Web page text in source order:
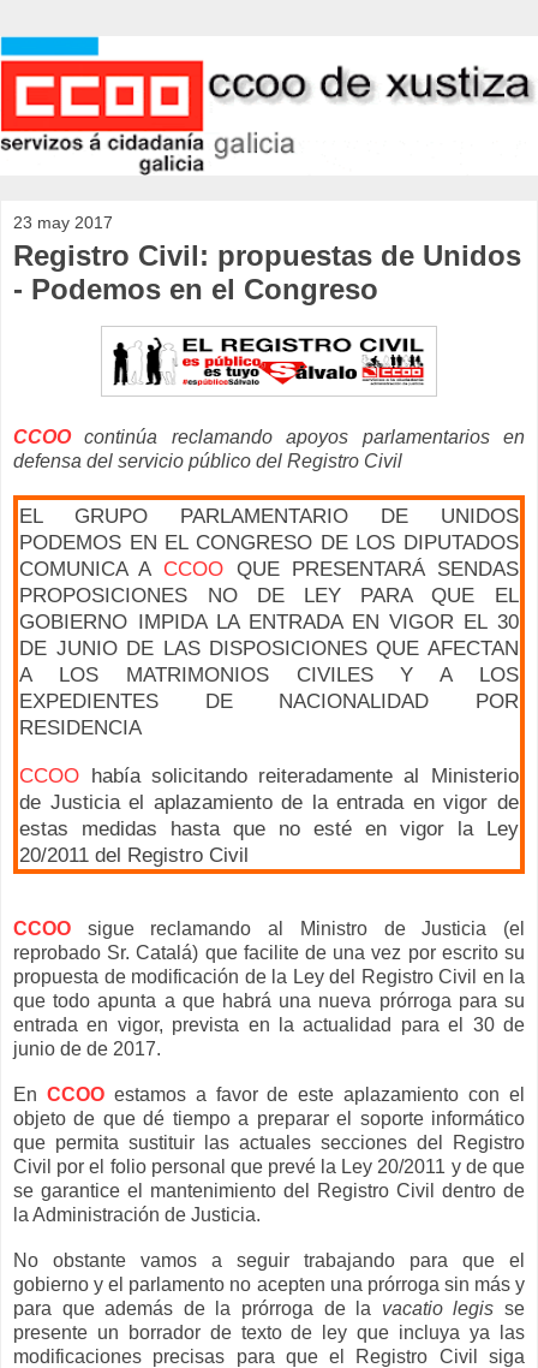
23 may 2017
Registro Civil: propuestas de Unidos
- Podemos en el Congreso
CCOOcontinúa reclamando apoyos parlamentarios en
defensa del servicio público del Registro Civil
EL GRUPO PARLAMENTARIO DE UNIDOS
PODEMOS EN EL CONGRESO DE LOS DIPUTADOS
COMUNICA A CCOO QUE PRESENTARÁ SENDAS
PROPOSICIONES NO DE LEY PARA QUE EL
GOBIERNO IMPIDA LA ENTRADA EN VIGOR EL 30
DE JUNIO DE LAS DISPOSICIONES QUE AFECTAN
A LOS MATRIMONIOS CIVILES Y A LOS
EXPEDIENTES DE NACIONALIDAD POR
RESIDENCIA
CCOO había solicitando reiteradamente al Ministerio
de Justicia el aplazamiento de la entrada en vigor de
estas medidas hasta que no esté en vigor la Ley
20/2011 del Registro Civil
CCOO sigue reclamando al Ministro de Justicia (el
reprobado Sr. Catalá) que facilite de una vez por escrito su
propuesta de modificación de la Ley del Registro Civil en la
que todo apunta a que habrá una nueva prórroga para su
entrada en vigor, prevista en la actualidad para el 30 de
junio de de 2017.
En CCOOestamos a favor de este aplazamiento con el
objeto de que dé tiempo a preparar el soporte informático
que permita sustituir las actuales secciones del Registro
Civil por el folio personal que prevé la Ley 20/2011 y de que
se garantice el mantenimiento del Registro Civil dentro de
la Administración de Justicia.
No obstante vamos a seguir trabajando para que el
gobierno y el parlamento no acepten una prórroga sin más y
para que además de la prórroga de la vacatio legis se
presente un borrador de texto de ley que incluya ya las
modificaciones precisas para que el Registro Civil siga